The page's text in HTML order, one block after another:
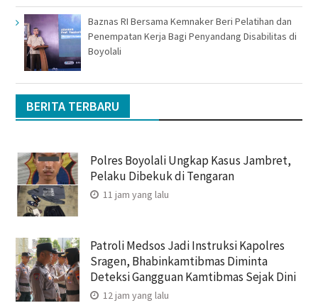
Baznas RI Bersama Kemnaker Beri Pelatihan dan
Penempatan Kerja Bagi Penyandang Disabilitas di
Boyolali
BERITA TERBARU
Polres Boyolali Ungkap Kasus Jambret,
Pelaku Dibekuk di Tengaran
11 jam yang lalu
Patroli Medsos Jadi Instruksi Kapolres
Sragen, Bhabinkamtibmas Diminta
Deteksi Gangguan Kamtibmas Sejak Dini
12 jam yang lalu